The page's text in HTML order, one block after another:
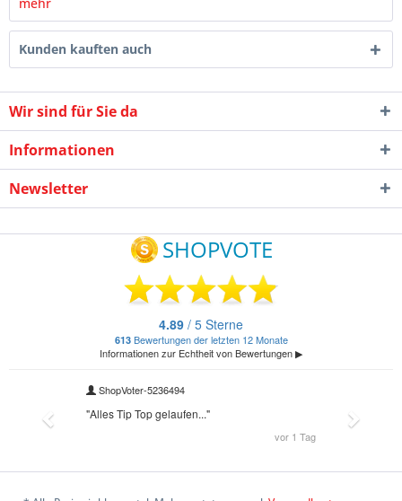
mehr
Kunden kauften auch
Wir sind für Sie da
Informationen
Newsletter